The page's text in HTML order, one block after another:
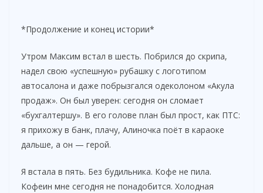
*Продолжение и конец истории*
Утром Максим встал в шесть. Побрился до скрипа,
надел свою «успешную» рубашку с логотипом
автосалона и даже побрызгался одеколоном «Акула
продаж». Он был уверен: сегодня он сломает
«бухгалтершу». В его голове план был прост, как ПТС:
я прихожу в банк, плачу, Алиночка поёт в караоке
дальше, а он — герой.
Я встала в пять. Без будильника. Кофе не пила.
Кофеин мне сегодня не понадобится. Холодная